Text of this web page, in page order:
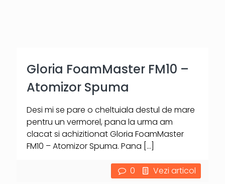
Gloria FoamMaster FM10 –
Atomizor Spuma
Desi mi se pare o cheltuiala destul de mare
pentru un vermorel, pana la urma am
clacat si achizitionat Gloria FoamMaster
FM10 – Atomizor Spuma. Pana […]
0 Vezi articol